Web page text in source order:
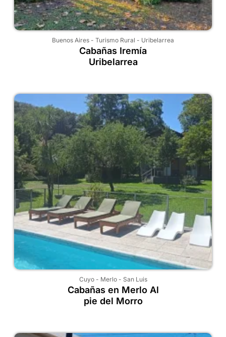
Buenos Aires - Turismo Rural - Uribelarrea
Cabañas Iremía
Uribelarrea
Cuyo- Merlo- San Luis
Cabañas en Merlo Al
pie del Morro